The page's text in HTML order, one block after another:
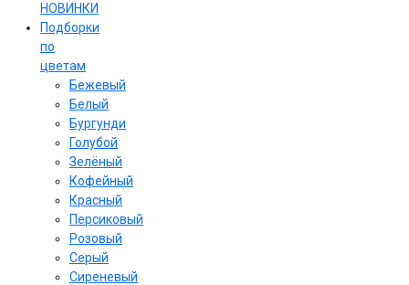
НОВИНКИ
Подборки
по
цветам
Бежевый
Белый
Бургунди
Голубой
Зелёный
Кофейный
Красный
Персиковый
Розовый
Серый
Сиреневый